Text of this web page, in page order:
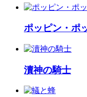
ポッピン・ポ
瀆神の騎士